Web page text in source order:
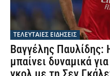
ΤΕΛΕΥΤΑΙΕΣ ΕΙΔΗΣΕΙΣ
Βαγγέλης
μπαίνει δυναμικά